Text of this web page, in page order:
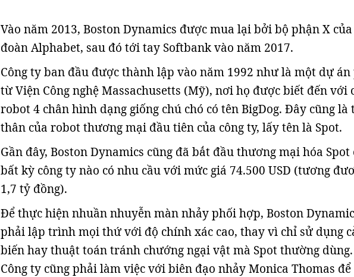
Vào năm 2013, Boston Dynamics được mua lại bởi bộ phận X
đoàn Alphabet, sau đó tới tay Softbank vào năm 2017.
Công ty ban đầu được thành lập vào năm 1992 như là một dự
từ Viện Công nghệ Massachusetts (Mỹ), nơi họ được biết đến với
robot 4 chân hình dạng giống chú chó có tên BigDog. Đây cũng là
thân của robot thương mại đầu tiên của công ty, lấy tên là Spot.
Gần đây, Boston Dynamics cũng đã bắt đầu thương mại hóa Spot
bất kỳ công ty nào có nhu cầu với mức giá 74.500 USD (tương
1,7 tỷ đồng).
Để thực hiện nhuần nhuyễn màn nhảy phối hợp, Boston
phải lập trình mọi thứ với độ chính xác cao, thay vì chỉ sử dụng
biến hay thuật toán tránh chướng ngại vật mà Spot thường dùng.
Công ty cũng phải làm việc với biên đạo nhảy Monica Thomas để